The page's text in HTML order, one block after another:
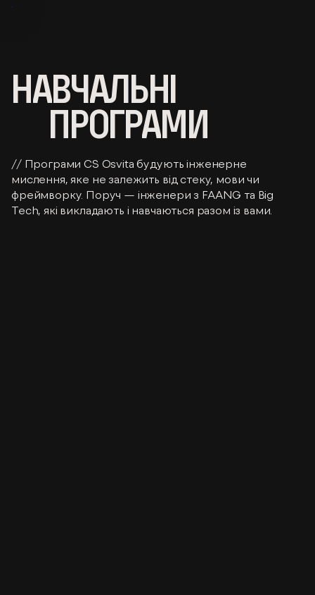
НАВЧАЛЬНІ
ПРОГРАМИ
// Програми CS Osvita будують інженерне
мислення, яке не залежить від стеку, мови чи
фреймворку. Поруч — інженери з FAANG та Big
Tech, які викладають і навчаються разом із вами.